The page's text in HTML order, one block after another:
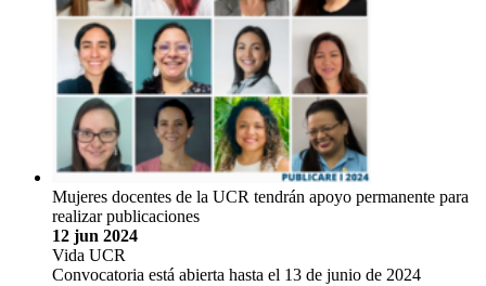
Mujeres docentes de la UCR tendrán apoyo permanente para
realizar publicaciones
12 jun 2024
Vida UCR
Convocatoria está abierta hasta el 13 de junio de 2024